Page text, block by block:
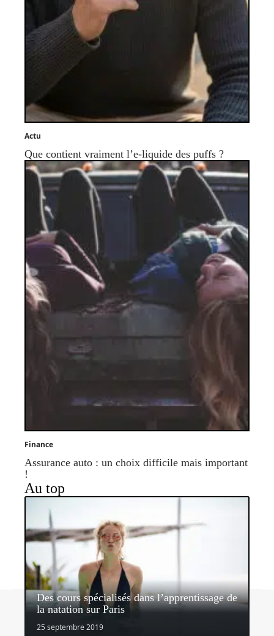
Actu
Que contient vraiment l’e-liquide des puffs ?
Finance
Assurance auto : un choix difficile mais important
!
Au top
Des cours spécialisés dans l’apprentissage de
la natation sur Paris
25 septembre 2019© 2026 | bhmagazine.fr
Contact Mentions légales Sitemap